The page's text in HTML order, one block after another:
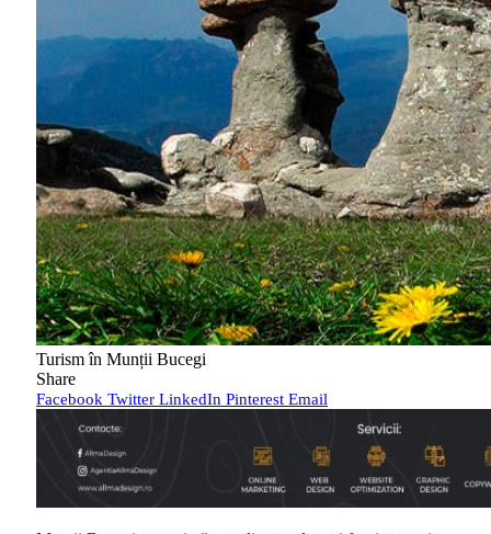
Turism în Munții Bucegi
Share
Facebook Twitter LinkedIn Pinterest Email